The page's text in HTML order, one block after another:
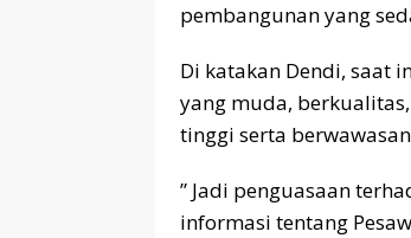
pembangunan yang
Di katakan Dendi, saat
yang muda,
tinggi serta
” Jadi penguasaan
informasi tentang